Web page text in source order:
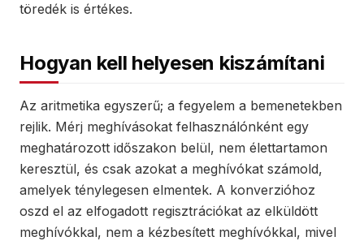
töredék is értékes.
Hogyan kell helyesen kiszámítani
Az aritmetika egyszerű; a fegyelem a bemenetekben
rejlik. Mérj meghívásokat felhasználónként egy
meghatározott időszakon belül, nem élettartamon
keresztül, és csak azokat a meghívókat számold,
amelyek ténylegesen elmentek. A konverzióhoz
oszd el az elfogadott regisztrációkat az elküldött
meghívókkal, nem a kézbesített meghívókkal, mivel